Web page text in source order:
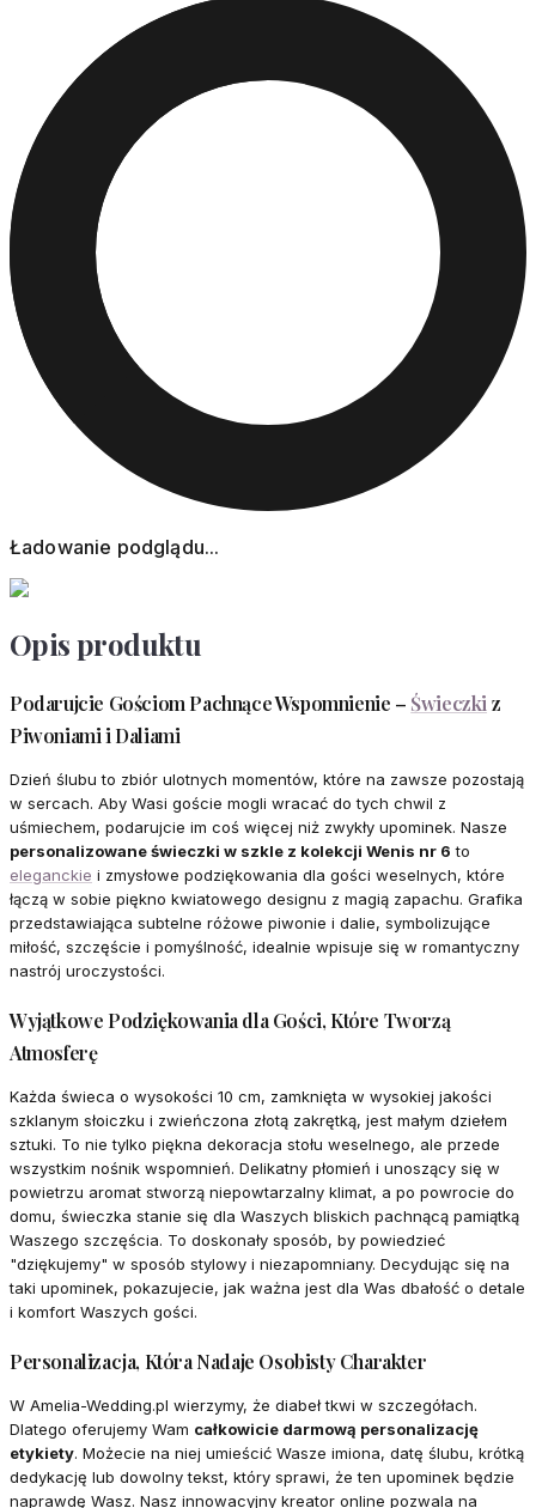
Ładowanie podglądu...
Opis produktu
Podarujcie Gościom Pachnące Wspomnienie – Świeczkiz
Piwoniami i Daliami
Dzień ślubu to zbiór ulotnych momentów, które na zawsze pozostają
w sercach. Aby Wasi goście mogli wracać do tych chwil z
uśmiechem, podarujcie im coś więcej niż zwykły upominek. Nasze
personalizowane świeczki w szkle z kolekcji Wenis nr 6 to
eleganckie i zmysłowe podziękowania dla gości weselnych, które
łączą w sobie piękno kwiatowego designu z magią zapachu. Grafika
przedstawiająca subtelne różowe piwonie i dalie, symbolizujące
miłość, szczęście i pomyślność, idealnie wpisuje się w romantyczny
nastrój uroczystości.
Wyjątkowe Podziękowania dla Gości, Które Tworzą
Atmosferę
Każda świeca o wysokości 10 cm, zamknięta w wysokiej jakości
szklanym słoiczku i zwieńczona złotą zakrętką, jest małym dziełem
sztuki. To nie tylko piękna dekoracja stołu weselnego, ale przede
wszystkim nośnik wspomnień. Delikatny płomień i unoszący się w
powietrzu aromat stworzą niepowtarzalny klimat, a po powrocie do
domu, świeczka stanie się dla Waszych bliskich pachnącą pamiątką
Waszego szczęścia. To doskonały sposób, by powiedzieć
"dziękujemy" w sposób stylowy i niezapomniany. Decydując się na
taki upominek, pokazujecie, jak ważna jest dla Was dbałość o detale
i komfort Waszych gości.
Personalizacja, Która Nadaje Osobisty Charakter
W Amelia-Wedding.pl wierzymy, że diabeł tkwi w szczegółach.
Dlatego oferujemy Wam całkowicie darmową personalizację
etykiety. Możecie na niej umieścić Wasze imiona, datę ślubu, krótką
dedykację lub dowolny tekst, który sprawi, że ten upominek będzie
naprawdę Wasz. Nasz innowacyjny kreator online pozwala na